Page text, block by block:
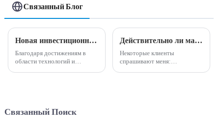
Связанный Блог
Новая инвестиционная возможность - полностью автоматическая машина для производства сладкой ваты
Благодаря достижениям в
области технологий и
инвестиционных
Действительно ли машина по производству сладкой ваты высокодоходна и прибыльна?
Некоторые клиенты
спрашивают меня:
Связанный Поиск